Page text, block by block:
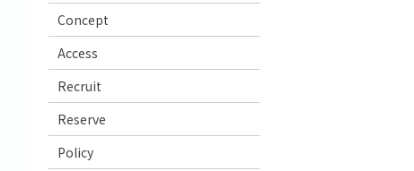
Concept
Access
Recruit
Reserve
Policy